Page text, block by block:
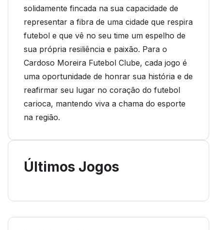
solidamente fincada na sua capacidade de
representar a fibra de uma cidade que respira
futebol e que vê no seu time um espelho de
sua própria resiliência e paixão. Para o
Cardoso Moreira Futebol Clube, cada jogo é
uma oportunidade de honrar sua história e de
reafirmar seu lugar no coração do futebol
carioca, mantendo viva a chama do esporte
na região.
Últimos Jogos